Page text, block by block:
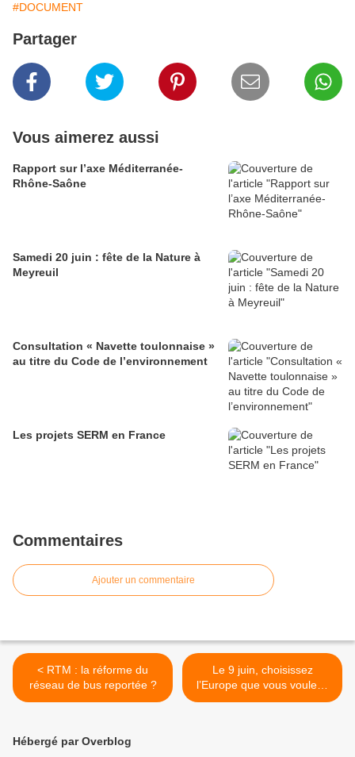
#DOCUMENT
Partager
Vous aimerez aussi
Rapport sur l’axe Méditerranée-
Rhône-Saône
Samedi 20 juin : fête de la Nature à
Meyreuil
Consultation « Navette toulonnaise »
au titre du Code de l’environnement
Les projets SERM en France
Commentaires
Ajouter un commentaire
< RTM : la réforme du
réseau de bus reportée ?
Le 9 juin, choisissez
l’Europe que vous voulez !
>
Hébergé par Overblog